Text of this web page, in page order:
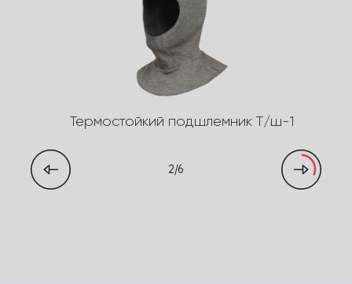
2/6
Термостойкий подшлемник Т/ш-1